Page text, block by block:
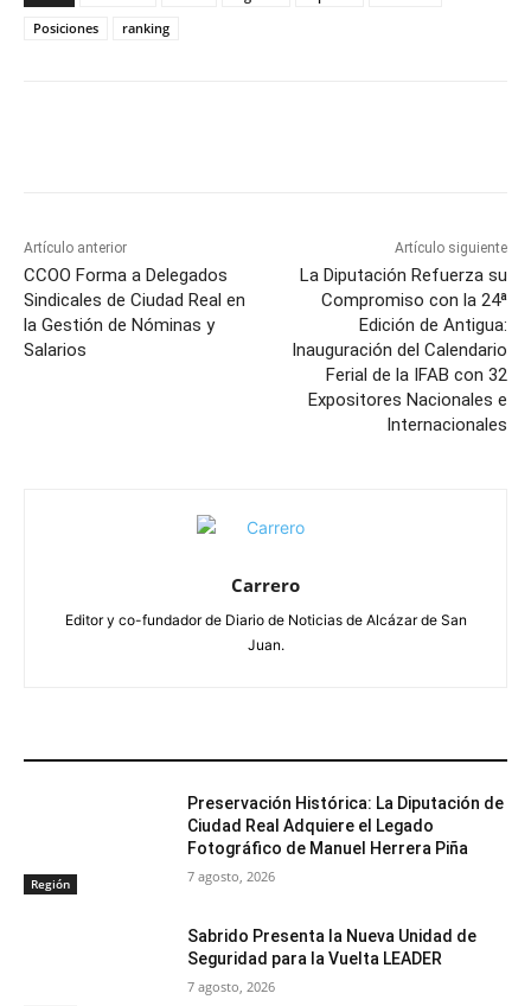
Posiciones
ranking
Artículo anterior
CCOO Forma a Delegados
Sindicales de Ciudad Real en
la Gestión de Nóminas y
Salarios
Artículo siguiente
La Diputación Refuerza su
Compromiso con la 24ª
Edición de Antigua:
Inauguración del Calendario
Ferial de la IFAB con 32
Expositores Nacionales e
Internacionales
Carrero
Editor y co-fundador de Diario de Noticias de Alcázar de San
Juan.
Región
Preservación Histórica: La Diputación de
Ciudad Real Adquiere el Legado
Fotográfico de Manuel Herrera Piña
7 agosto, 2026
Sabrido Presenta la Nueva Unidad de
Seguridad para la Vuelta LEADER
7 agosto, 2026